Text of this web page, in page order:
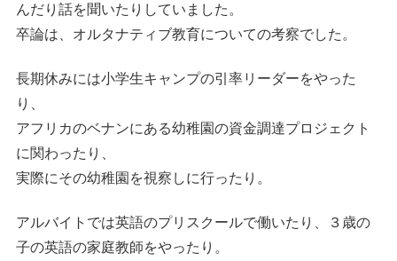
んだり話を聞いたりしていました。
卒論は、オルタナティブ教育についての考察でした。
長期休みには小学生キャンプの引率リーダーをやった
り、
アフリカのベナンにある幼稚園の資金調達プロジェクト
に関わったり、
実際にその幼稚園を視察しに行ったり。
アルバイトでは英語のプリスクールで働いたり、３歳の
子の英語の家庭教師をやったり。